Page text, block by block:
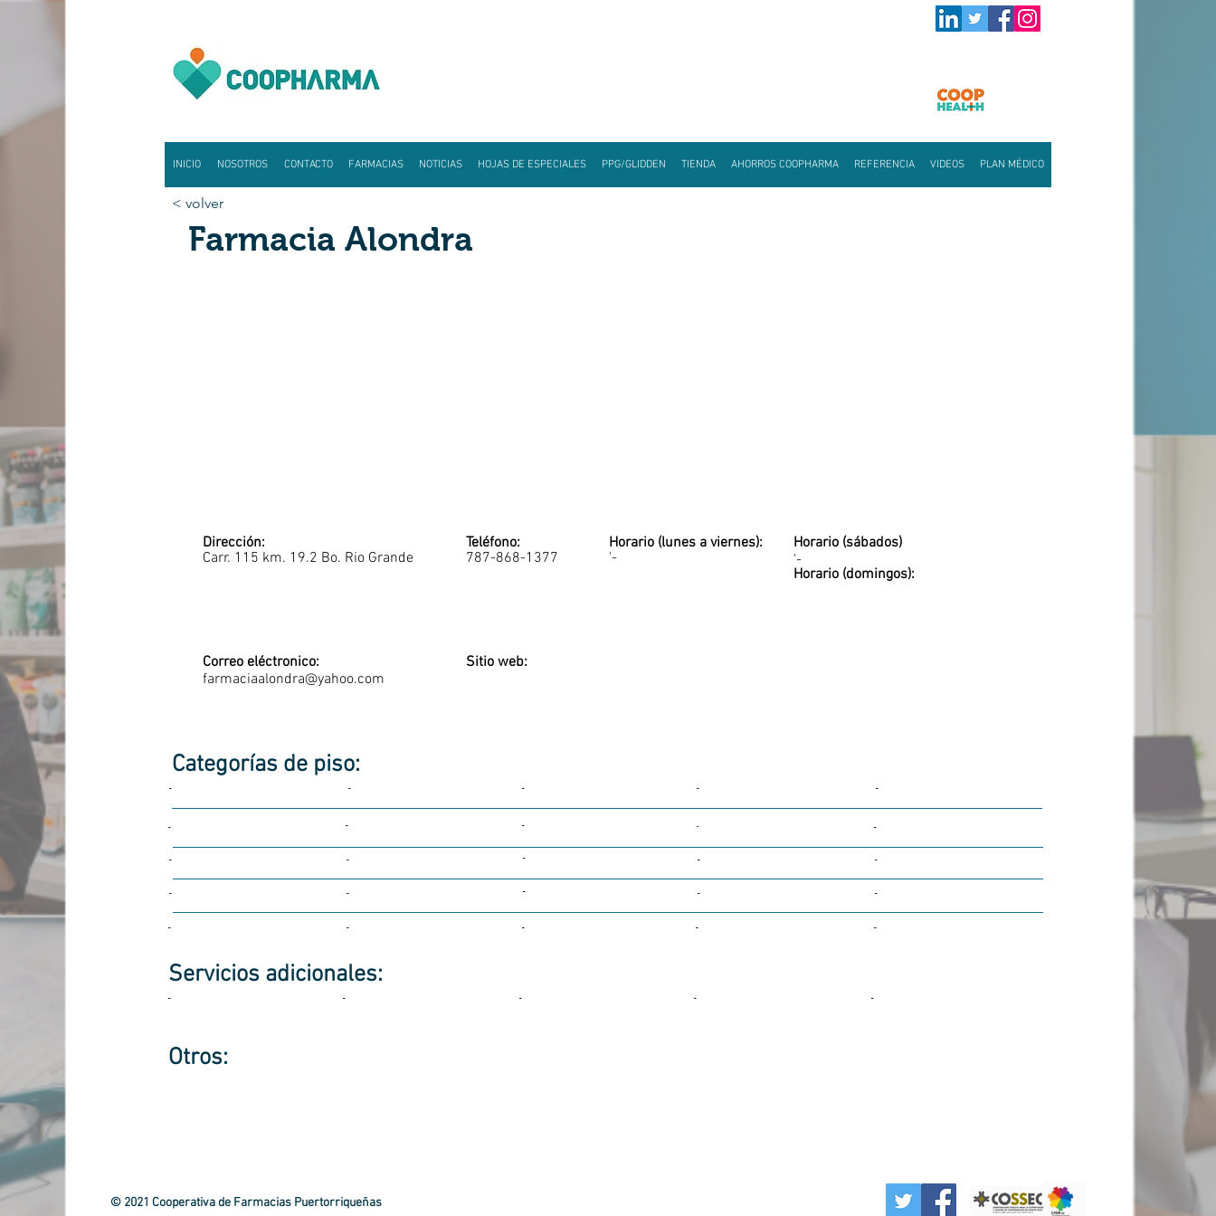
INICIO NOSOTROS CONTACTO FARMACIAS NOTICIAS HOJAS DE ESPECIALES PPG/GLIDDEN TIENDA AHORROS COOPHARMA REFERENCIA VIDEOS PLAN MÉDICO
< volver
Dirección:
Carr. 115 km. 19.2 Bo. Rio Grande
Teléfono:
787-868-1377
Horario (lunes a viernes):
'-
Horario (sábados)
'-
Horario (domingos):
Correo eléctronico:
farmaciaalondra@yahoo.com
Sitio web:
Categorías de piso:
- - -
- -
- - -
- -
- - - -
-
- - - -
-
- - -
- -
Servicios adicionales:
- - - - -
Otros:
Farmacia Alondra
© 2021 Cooperativa de Farmacias Puertorriqueñas